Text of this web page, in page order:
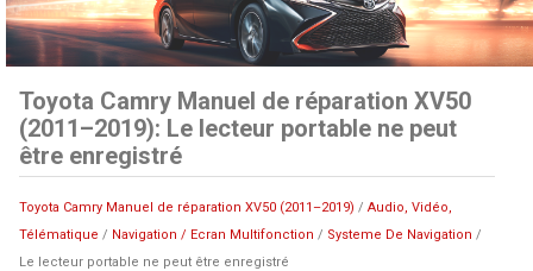
Toyota Camry Manuel de réparation XV50
(2011–2019): Le lecteur portable ne peut
être enregistré
Toyota Camry Manuel de réparation XV50 (2011–2019) /Audio, Vidéo,
Télématique / Navigation / Ecran Multifonction / Systeme De Navigation /
Le lecteur portable ne peut être enregistré